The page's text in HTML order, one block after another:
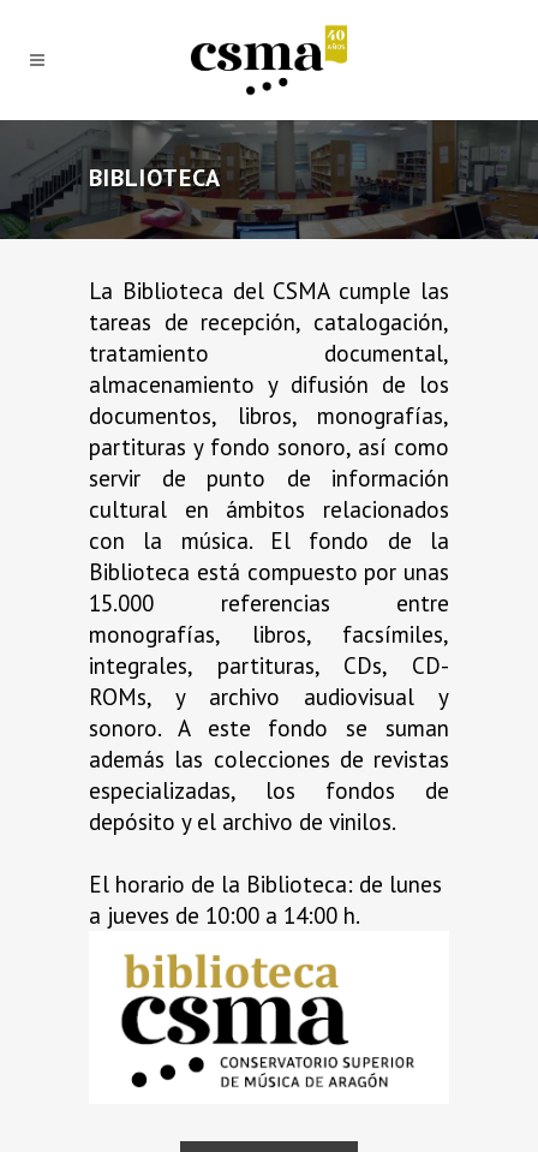
BIBLIOTECA
La Biblioteca del CSMA cumple las
tareas de recepción, catalogación,
tratamiento documental,
almacenamiento y difusión de los
documentos, libros, monografías,
partituras y fondo sonoro, así como
servir de punto de información
cultural en ámbitos relacionados
con la música. El fondo de la
Biblioteca está compuesto por unas
15.000 referencias entre
monografías, libros, facsímiles,
integrales, partituras, CDs, CD-
ROMs, y archivo audiovisual y
sonoro. A este fondo se suman
además las colecciones de revistas
especializadas, los fondos de
depósito y el archivo de vinilos.
El horario de la Biblioteca: de lunes
a jueves de 10:00 a 14:00 h.